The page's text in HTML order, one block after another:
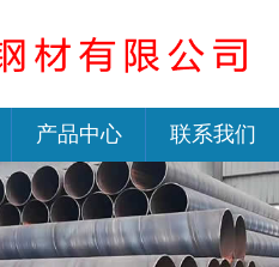
产品中心 联系我们